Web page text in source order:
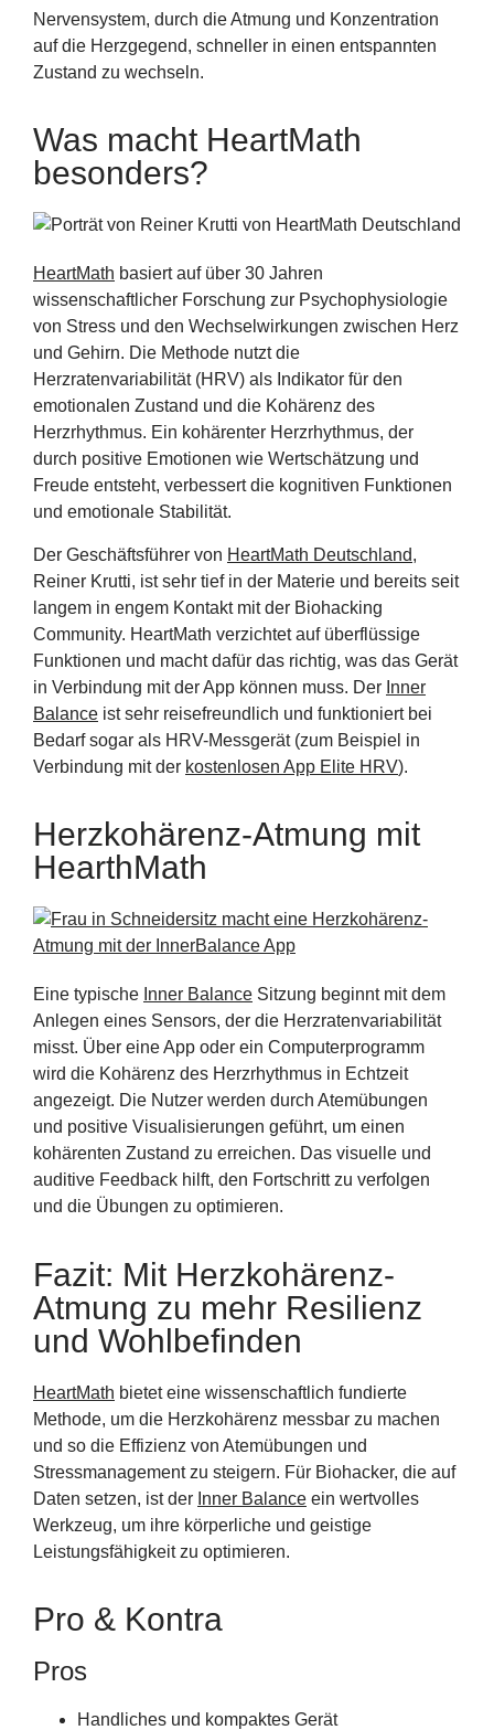
Nervensystem, durch die Atmung und Konzentration
auf die Herzgegend, schneller in einen entspannten
Zustand zu wechseln.
Was macht HeartMath
besonders?
HeartMath basiert auf über 30 Jahren
wissenschaftlicher Forschung zur Psychophysiologie
von Stress und den Wechselwirkungen zwischen Herz
und Gehirn. Die Methode nutzt die
Herzratenvariabilität (HRV) als Indikator für den
emotionalen Zustand und die Kohärenz des
Herzrhythmus. Ein kohärenter Herzrhythmus, der
durch positive Emotionen wie Wertschätzung und
Freude entsteht, verbessert die kognitiven Funktionen
und emotionale Stabilität.
Der Geschäftsführer von HeartMath Deutschland,
Reiner Krutti, ist sehr tief in der Materie und bereits seit
langem in engem Kontakt mit der Biohacking
Community. HeartMath verzichtet auf überflüssige
Funktionen und macht dafür das richtig, was das Gerät
in Verbindung mit der App können muss. Der Inner
Balance ist sehr reisefreundlich und funktioniert bei
Bedarf sogar als HRV-Messgerät (zum Beispiel in
Verbindung mit der kostenlosen App Elite HRV).
Herzkohärenz-Atmung mit
HearthMath
Eine typische Inner Balance Sitzung beginnt mit dem
Anlegen eines Sensors, der die Herzratenvariabilität
misst. Über eine App oder ein Computerprogramm
wird die Kohärenz des Herzrhythmus in Echtzeit
angezeigt. Die Nutzer werden durch Atemübungen
und positive Visualisierungen geführt, um einen
kohärenten Zustand zu erreichen. Das visuelle und
auditive Feedback hilft, den Fortschritt zu verfolgen
und die Übungen zu optimieren.
Fazit: Mit Herzkohärenz-
Atmung zu mehr Resilienz
und Wohlbefinden
HeartMath bietet eine wissenschaftlich fundierte
Methode, um die Herzkohärenz messbar zu machen
und so die Effizienz von Atemübungen und
Stressmanagement zu steigern. Für Biohacker, die auf
Daten setzen, ist der Inner Balance ein wertvolles
Werkzeug, um ihre körperliche und geistige
Leistungsfähigkeit zu optimieren.
Pro & Kontra
Pros
Handliches und kompaktes Gerät